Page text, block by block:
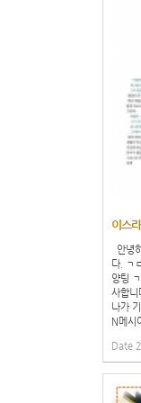
이스
안녕
다. ㄱ
양팅
사합니
나가
N메시
Date